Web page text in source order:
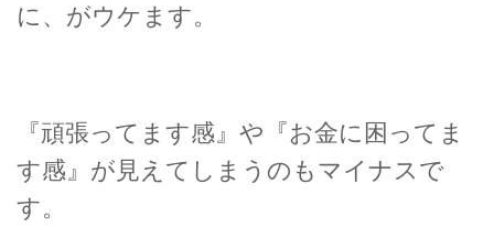
に、がウケます。
『頑張ってます感』や『お金に困ってま
す感』が見えてしまうのもマイナスで
す。